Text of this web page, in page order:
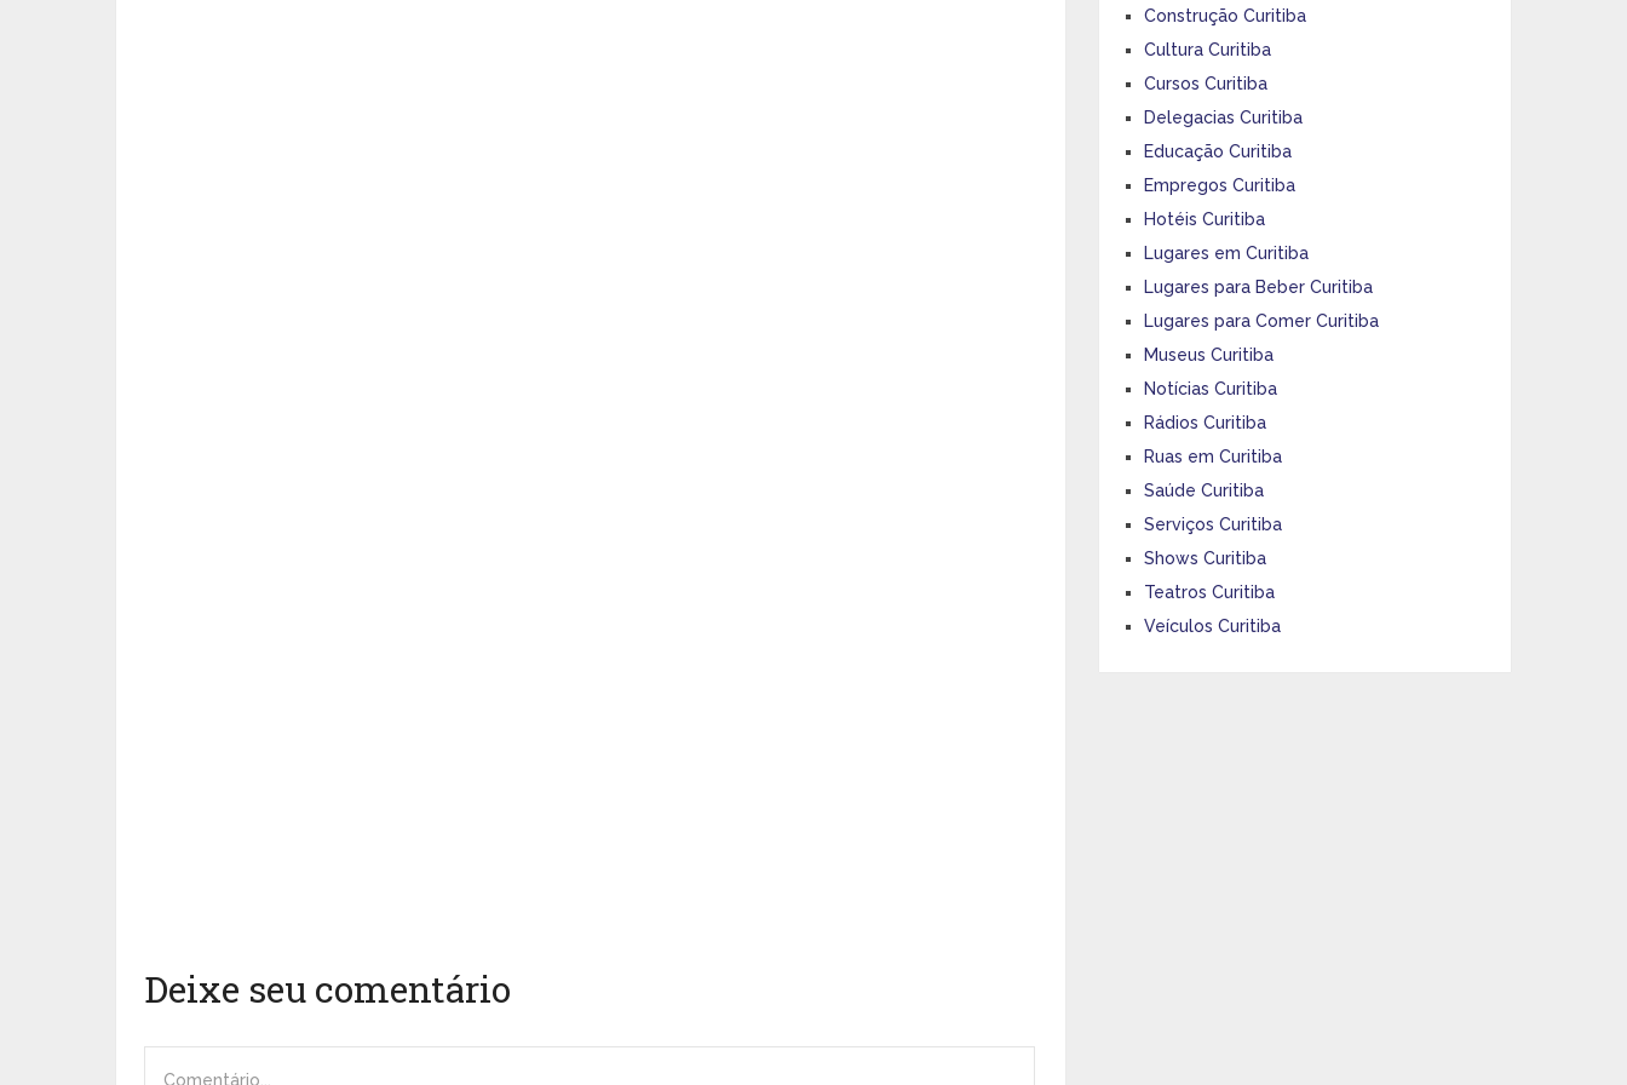
Deixe seu comentário
Construção Curitiba
Cultura Curitiba
Cursos Curitiba
Delegacias Curitiba
Educação Curitiba
Empregos Curitiba
Hotéis Curitiba
Lugares em Curitiba
Lugares para Beber Curitiba
Lugares para Comer Curitiba
Museus Curitiba
Notícias Curitiba
Rádios Curitiba
Ruas em Curitiba
Saúde Curitiba
Serviços Curitiba
Shows Curitiba
Teatros Curitiba
Veículos Curitiba